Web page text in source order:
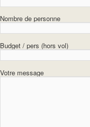
Nombre de personne
Budget / pers (hors vol)
Votre message